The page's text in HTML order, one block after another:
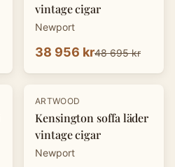
vintage cigar
Newport
38 956 kr48 695 kr
-20%
ARTWOOD
Kensington soffa läder
vintage cigar
Newport